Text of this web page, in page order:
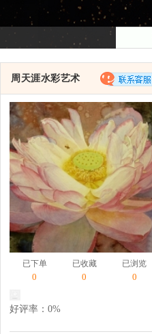
周天涯水彩艺术
已下单
0
已收藏
0
已浏览
0
好评率：0%